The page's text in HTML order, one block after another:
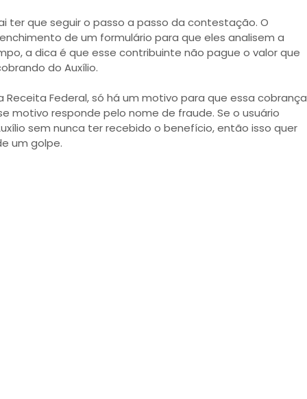
ter que seguir o passo a passo da contestação. O
de um formulário para que eles analisem a
a dica é que esse contribuinte não pague o valor que
do Auxílio.
Receita Federal, só há um motivo para que essa cobrança
motivo responde pelo nome de fraude. Se o usuário
sem nunca ter recebido o benefício, então isso quer
um golpe.